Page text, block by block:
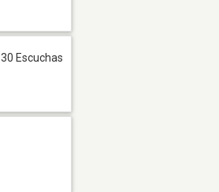
30 Escuchas